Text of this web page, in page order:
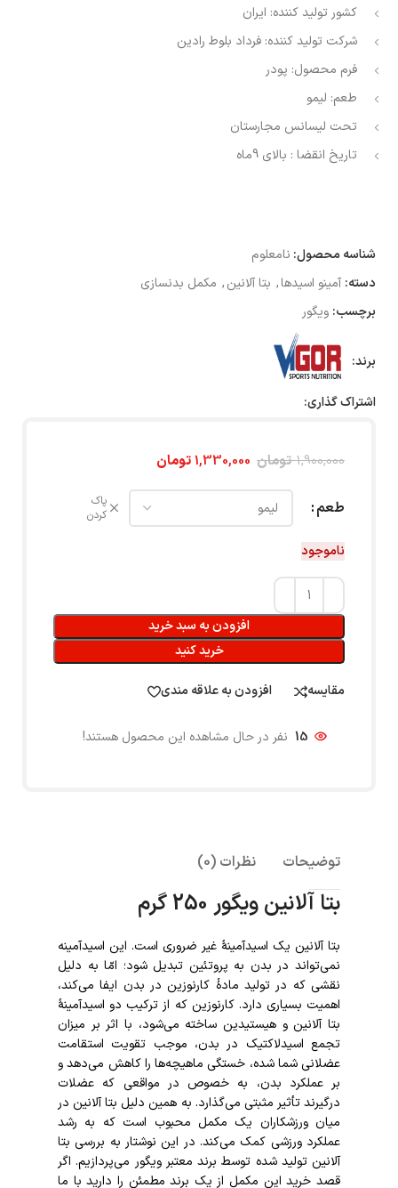
کشور تولید کننده: ایران
شرکت تولید کننده: فرداد بلوط رادین
فرم محصول: پودر
طعم: لیمو
تحت لیسانس مجارستان
تاریخ انقضا : بالای 9ماه
شناسه محصول: نامعلوم
دسته: آمینو اسیدها, بتا آلانین, مکمل بدنسازی
برچسب: ویگور
برند:
اشتراک گذاری:
1,900,000 تومان 1,330,000تومان
طعم
پاک
کردن
ناموجود
افزودن به سبد خرید
خرید کنید
مقایسه افزودن به علاقه مندی
15 نفر در حال مشاهده این محصول هستند!
توضیحات نظرات (0)
بتا آلانین ویگور 250 گرم
بتا آلانین یک اسیدآمینۀ غیر ضروری است. این اسیدآمینه
نمی‌تواند در بدن به پروتئین تبدیل شود؛ امّا به دلیل
نقشی که در تولید مادۀ کارنوزین در بدن ایفا می‌کند،
اهمیت بسیاری دارد. کارنوزین که از ترکیب دو اسیدآمینۀ
بتا آلانین و هیستیدین ساخته می‌شود، با اثر بر میزان
تجمع اسیدلاکتیک‌ در بدن، موجب تقویت استقامت
عضلانی شما شده، خستگی ماهیچه‌ها را کاهش می‌دهد و
بر عملکرد بدن، به خصوص در مواقعی که عضلات
درگیرند تأثیر مثبتی می‌گذارد. به همین دلیل بتا آلانین در
میان ورزشکاران یک مکمل محبوب است که به رشد
عملکرد ورزشی کمک می‌کند. در این‌ نوشتار به بررسی بتا
آلانین تولید شده توسط برند معتبر ویگور می‌پردازیم. اگر
قصد خرید این مکمل از یک برند مطمئن را دارید با ما